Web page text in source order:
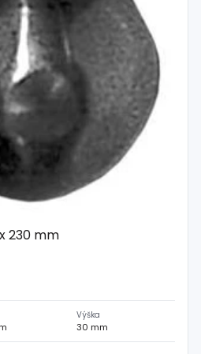
230 mm
Výška
30 mm